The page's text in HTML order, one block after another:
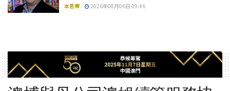
本思齊 2026年08月06日 09:46